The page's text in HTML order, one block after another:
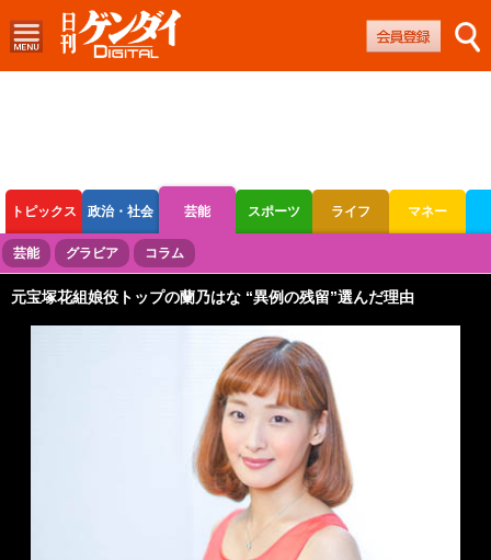
トピックス 政治・社会 芸能 スポーツ ライフ マネー
ボートレース 競輪 オートレース
芸能 グラビア コラム
元宝塚花組娘役トップの蘭乃はな “異例の残留”選んだ理由